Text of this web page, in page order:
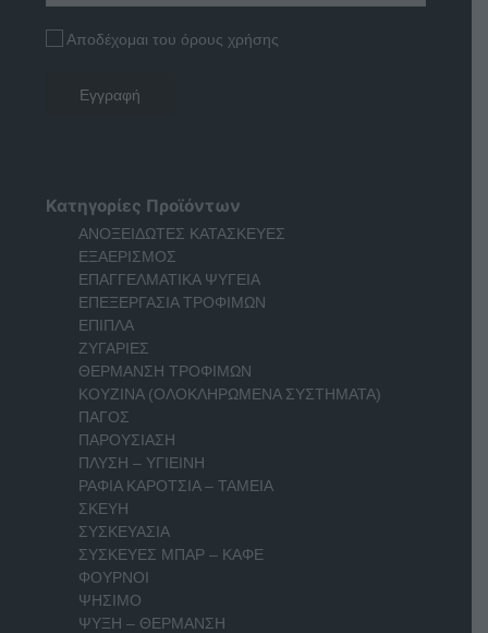
Αποδέχομαι του όρους χρήσης
Κατηγορίες Προϊόντων
ΑΝΟΞΕΙΔΩΤΕΣ ΚΑΤΑΣΚΕΥΕΣ
ΕΞΑΕΡΙΣΜΟΣ
ΕΠΑΓΓΕΛΜΑΤΙΚΑ ΨΥΓΕΙΑ
ΕΠΕΞΕΡΓΑΣΙΑ ΤΡΟΦΙΜΩΝ
ΕΠΙΠΛΑ
ΖΥΓΑΡΙΕΣ
ΘΕΡΜΑΝΣΗ ΤΡΟΦΙΜΩΝ
ΚΟΥΖΙΝΑ (ΟΛΟΚΛΗΡΩΜΕΝΑ ΣΥΣΤΗΜΑΤΑ)
ΠΑΓΟΣ
ΠΑΡΟΥΣΙΑΣΗ
ΠΛΥΣΗ – ΥΓΙΕΙΝΗ
ΡΑΦΙΑ ΚΑΡΟΤΣΙΑ – ΤΑΜΕΙΑ
ΣΚΕΥΗ
ΣΥΣΚΕΥΑΣΙΑ
ΣΥΣΚΕΥΕΣ ΜΠΑΡ – ΚΑΦΕ
ΦΟΥΡΝΟΙ
ΨΗΣΙΜΟ
ΨΥΞΗ – ΘΕΡΜΑΝΣΗ